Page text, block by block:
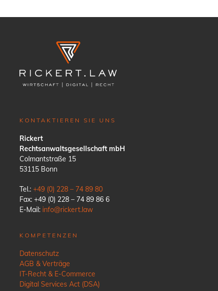
KONTAKTIEREN SIE UNS
Rickert
Rechtsanwaltsgesellschaft mbH
Colmantstraße 15
53115 Bonn
Tel.: +49 (0) 228 – 74 89 80
Fax: +49 (0) 228 – 74 89 86 6
E-Mail: info@rickert.law
KOMPETENZEN
Datenschutz
AGB & Verträge
IT-Recht & E-Commerce
Digital Services Act (DSA)